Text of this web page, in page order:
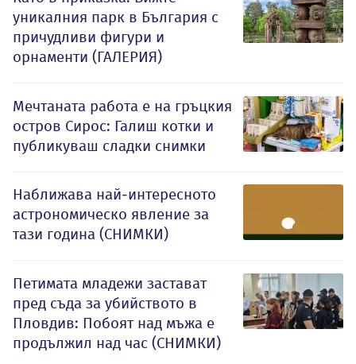
уникалния парк в България с
причудливи фигури и
орнаменти (ГАЛЕРИЯ)
Мечтаната работа е на гръцкия
остров Сирос: Галиш котки и
публикуваш сладки снимки
Наближава най-интересното
астрономическо явление за
тази година (СНИМКИ)
Петимата младежи застават
пред съда за убийството в
Пловдив: Побоят над мъжа е
продължил над час (СНИМКИ)